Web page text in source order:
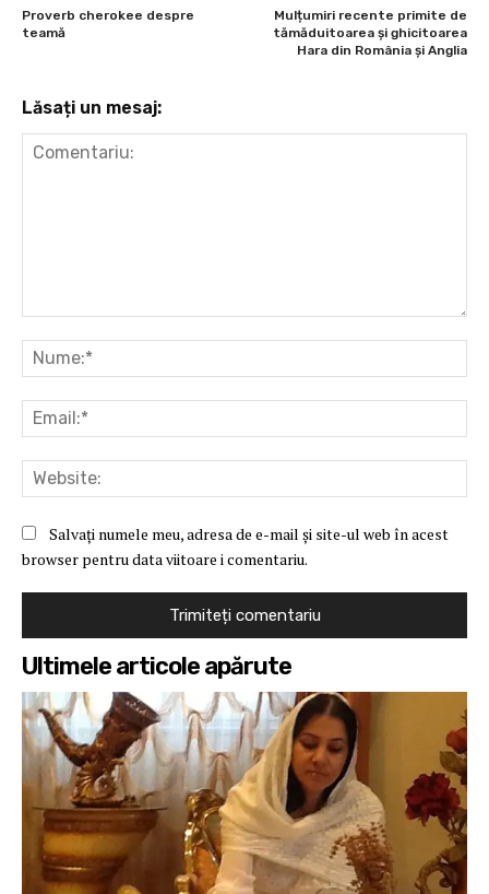
Proverb cherokee despre
teamă
Mulțumiri recente primite de
tămăduitoarea și ghicitoarea
Hara din România și Anglia
Lăsați un mesaj:
Salvați numele meu, adresa de e-mail și site-ul web în acest
browser pentru data viitoare i comentariu.
Ultimele articole apărute